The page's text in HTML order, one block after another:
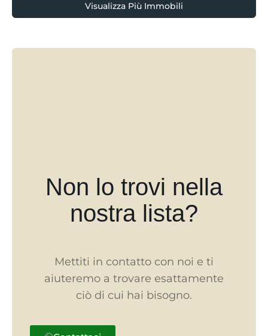
Visualizza Più Immobili
Non lo trovi nella
nostra lista?
Mettiti in contatto con noi e ti
aiuteremo a trovare esattamente
ciò di cui hai bisogno.